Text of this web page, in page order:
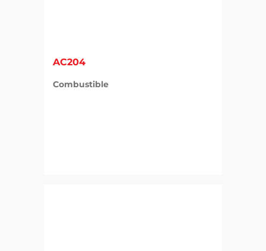
AC204
Combustible